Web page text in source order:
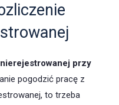
przy
pogodzić pracę z
to trzeba